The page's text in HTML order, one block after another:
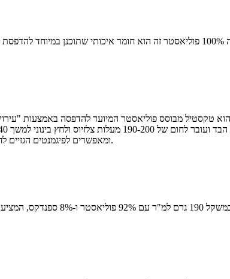
בד משי סאטן מראה 100% פוליאסטר זה הוא חומר איכותי
טקסטיל מבוסס פוליאסטר המיועד להדפסה באמצעות
ומאפשרים לפיגמנטים הגזיים לחדור לליבת החוט. כאשר הבד מתקרר, הסיבים מתכווצים, ונועלים את הצבע בתוך הפילמנט ולא רק על פני השטח.
בד בעל ביצועים